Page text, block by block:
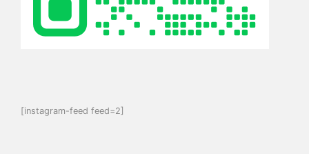
[instagram-feed feed=2]